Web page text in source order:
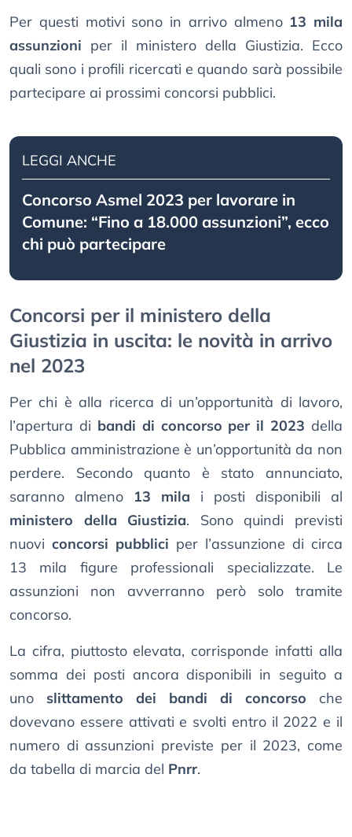
Per questi motivi sono in arrivo almeno 13 mila
assunzioni per il ministero della Giustizia. Ecco
quali sono i profili ricercati e quando sarà possibile
partecipare ai prossimi concorsi pubblici.
LEGGI ANCHE
Concorso Asmel 2023 per lavorare in
Comune: “Fino a 18.000 assunzioni”, ecco
chi può partecipare
Concorsi per il ministero della
Giustizia in uscita: le novità in arrivo
nel 2023
Per chi è alla ricerca di un’opportunità di lavoro,
l’apertura di bandi di concorso per il 2023 della
Pubblica amministrazione è un’opportunità da non
perdere. Secondo quanto è stato annunciato,
saranno almeno 13 mila i posti disponibili al
ministero della Giustizia. Sono quindi previsti
nuovi concorsi pubblici per l’assunzione di circa
13 mila figure professionali specializzate. Le
assunzioni non avverranno però solo tramite
concorso.
La cifra, piuttosto elevata, corrisponde infatti alla
somma dei posti ancora disponibili in seguito a
uno slittamento dei bandi di concorso che
dovevano essere attivati e svolti entro il 2022 e il
numero di assunzioni previste per il 2023, come
da tabella di marcia del Pnrr.